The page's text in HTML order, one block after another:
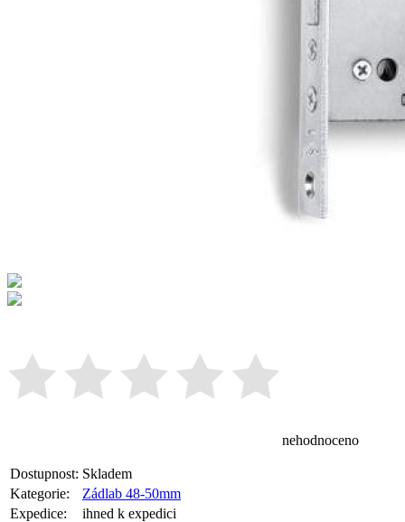
nehodnoceno
Dostupnost: Skladem
Kategorie:
Zádlab 48-50mm
Expedice:
ihned k expedici